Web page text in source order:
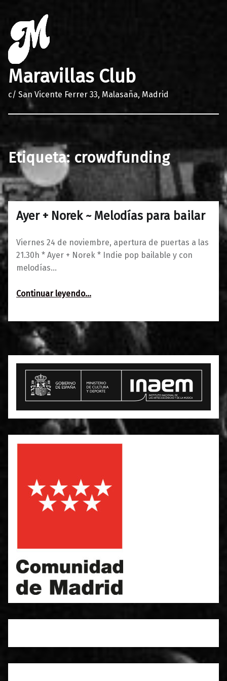
Maravillas Club
c/ San Vicente Ferrer 33, Malasaña, Madrid
Etiqueta: crowdfunding
Ayer + Norek ~ Melodías para bailar
Viernes 24 de noviembre, apertura de puertas a las
21.30h * Ayer + Norek * Indie pop bailable y con
melodías…
Continuar leyendo“Ayer + Norek ~ Melodías para bailar”
…
21/11/20170
Maravillas